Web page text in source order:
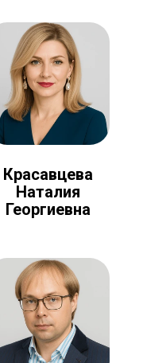
Красавцева
Наталия
Георгиевна